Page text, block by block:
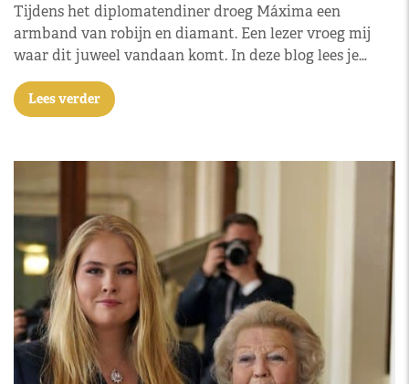
Tijdens het diplomatendiner droeg Máxima een
armband van robijn en diamant. Een lezer vroeg mij
waar dit juweel vandaan komt. In deze blog lees je…
Lees verder